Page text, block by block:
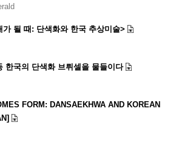
될 때: 단색화와 한국 추상미술>
한국의 단색화 브뤼셀을 물들이다
FORM: DANSAEKHWA AND KOREAN